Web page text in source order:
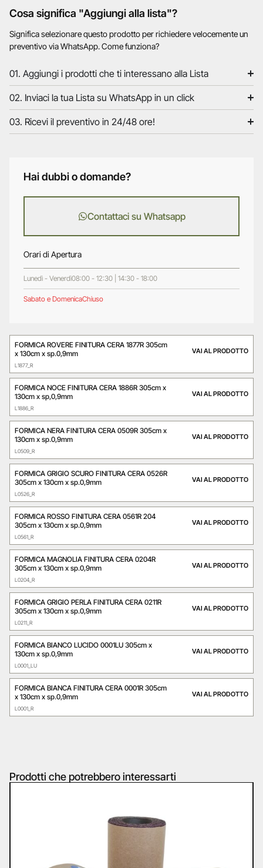
Cosa significa "Aggiungi alla lista"?
Significa selezionare questo prodotto per richiedere velocemente un
preventivo via WhatsApp. Come funziona?
01. Aggiungi i prodotti che ti interessano alla Lista
02. Inviaci la tua Lista su WhatsApp in un click
03. Ricevi il preventivo in 24/48 ore!
Hai dubbi o domande?
Contattaci su Whatsapp
Orari di Apertura
Lunedì - Venerdì08:00 - 12:30 | 14:30 - 18:00
Sabato e DomenicaChiuso
FORMICA ROVERE FINITURA CERA 1877R 305cm
x 130cm x sp.0,9mm
L1877_R
VAI AL PRODOTTO
FORMICA NOCE FINITURA CERA 1886R 305cm x
130cm x sp,0,9mm
L1886_R
VAI AL PRODOTTO
FORMICA NERA FINITURA CERA 0509R 305cm x
130cm x sp.0,9mm
L0509_R
VAI AL PRODOTTO
FORMICA GRIGIO SCURO FINITURA CERA 0526R
305cm x 130cm x sp.0,9mm
L0526_R
VAI AL PRODOTTO
FORMICA ROSSO FINITURA CERA 0561R 204
305cm x 130cm x sp.0,9mm
L0561_R
VAI AL PRODOTTO
FORMICA MAGNOLIA FINITURA CERA 0204R
305cm x 130cm x sp.0,9mm
L0204_R
VAI AL PRODOTTO
FORMICA GRIGIO PERLA FINITURA CERA 0211R
305cm x 130cm x sp.0,9mm
L0211_R
VAI AL PRODOTTO
FORMICA BIANCO LUCIDO 0001LU 305cm x
130cm x sp.0,9mm
L0001_LU
VAI AL PRODOTTO
FORMICA BIANCA FINITURA CERA 0001R 305cm
x 130cm x sp.0,9mm
L0001_R
VAI AL PRODOTTO
Prodotti che potrebbero interessarti